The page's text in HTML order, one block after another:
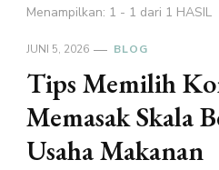
Menampilkan: 1 - 1 dari 1 HASIL
JUNI 5, 2026 BLOG
Tips Memilih
Memasak Skala
Usaha Makanan